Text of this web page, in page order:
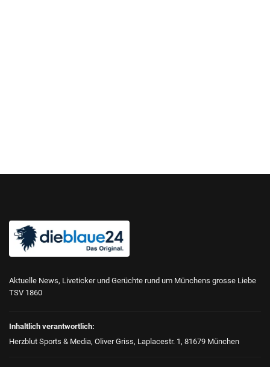
Aktuelle News, Liveticker und Gerüchte rund um Münchens grosse Liebe
TSV 1860
Inhaltlich verantwortlich:
Herzblut Sports & Media, Oliver Griss, Laplacestr. 1, 81679 München